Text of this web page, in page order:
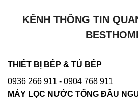
KÊNH THÔNG TIN
THIẾT BỊ BẾP & TỦ BẾP
0936 266 911 - 0904 768 911
MÁY LỌC NƯỚC TỔNG ĐẦU